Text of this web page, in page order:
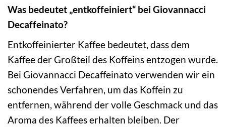
Was bedeutet „entkoffeiniert“ bei Giovannacci
Decaffeinato?
Entkoffeinierter Kaffee bedeutet, dass dem
Kaffee der Großteil des Koffeins entzogen wurde.
Bei Giovannacci Decaffeinato verwenden wir ein
schonendes Verfahren, um das Koffein zu
entfernen, während der volle Geschmack und das
Aroma des Kaffees erhalten bleiben. Der